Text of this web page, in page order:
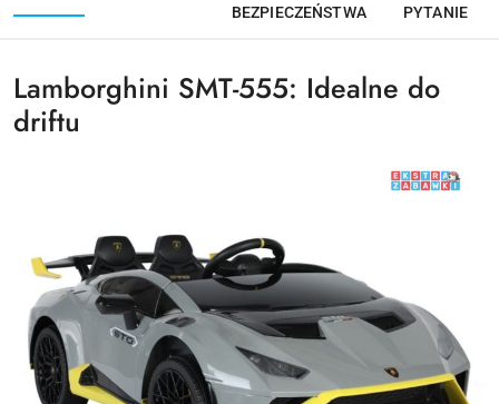
BEZPIECZEŃSTWA
PYTANIE
Lamborghini SMT-555: Idealne do
driftu